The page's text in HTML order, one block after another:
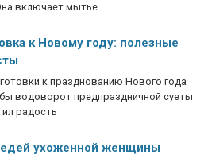
включает мытье
к Новому году: полезные
к празднованию Нового года
водоворот предпраздничной суеты
радость
ухоженной женщины